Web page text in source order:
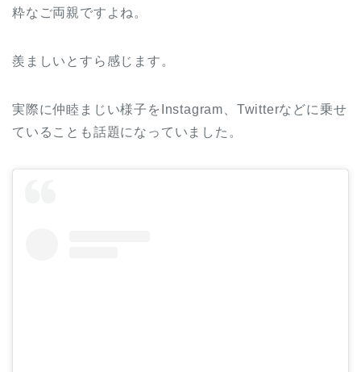
粋なご両親ですよね。
羨ましいとすら感じます。
実際に仲睦まじい様子をInstagram、Twitterなどに乗せ
ていることも話題になっていました。